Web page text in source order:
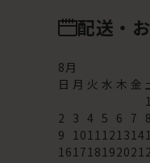
配送・
8月
日 月 火 水 木 金
1
2 3 4 5 6 7 8
9 1011121314
161718192021